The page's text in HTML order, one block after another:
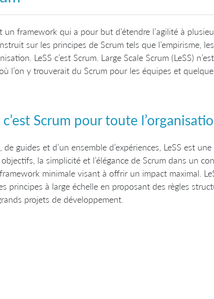
un framework qui a pour but d’étendre l’agilité à
sur les principes de Scrum tels que l’empirisme,
LeSS c’est Scrum. Large Scale Scrum (LeSS)
l’on y trouverait du Scrum pour les équipes et
c’est Scrum pour toute
guides et d’un ensemble d’expériences, LeSS est
la simplicité et l’élégance de Scrum dans un
minimale visant à offrir un impact maximal.
principes à large échelle en proposant des règles
projets de développement.